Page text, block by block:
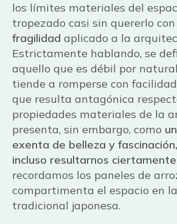
los límites materiales del
tropezado casi sin quererlo
fragilidad aplicado a la
Estrictamente hablando, se
aquello que es débil por
tiende a romperse con
que resulta antagónica
propiedades materiales de la
presenta, sin embargo, como
exenta de belleza y
incluso resultarnos
recordamos los paneles de
compartimenta el espacio en
tradicional japonesa.